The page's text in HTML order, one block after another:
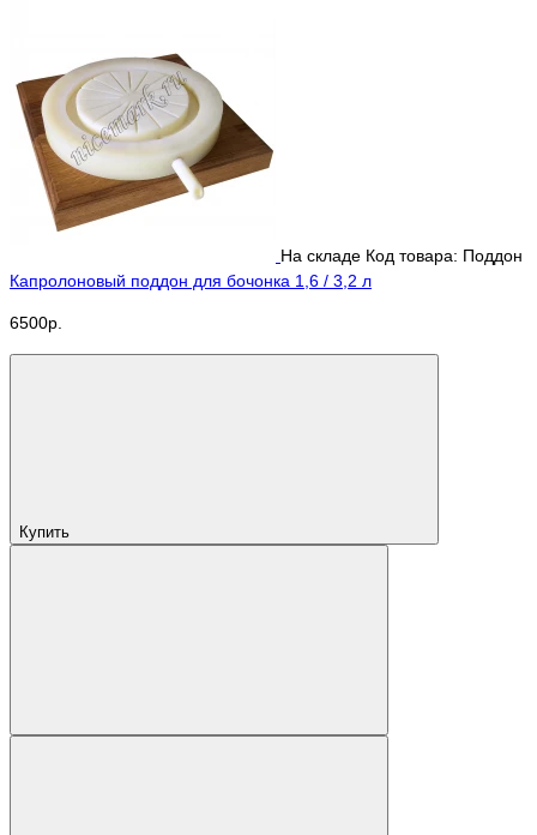
На складе Код товара: Поддон
Капролоновый поддон для бочонка 1,6 / 3,2 л
6500р.
Купить